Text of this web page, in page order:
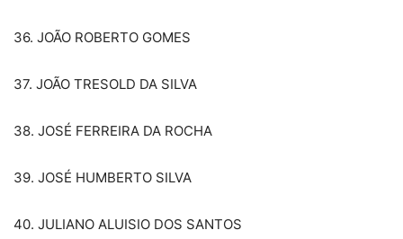
36. JOÃO ROBERTO GOMES
37. JOÃO TRESOLD DA SILVA
38. JOSÉ FERREIRA DA ROCHA
39. JOSÉ HUMBERTO SILVA
40. JULIANO ALUISIO DOS SANTOS